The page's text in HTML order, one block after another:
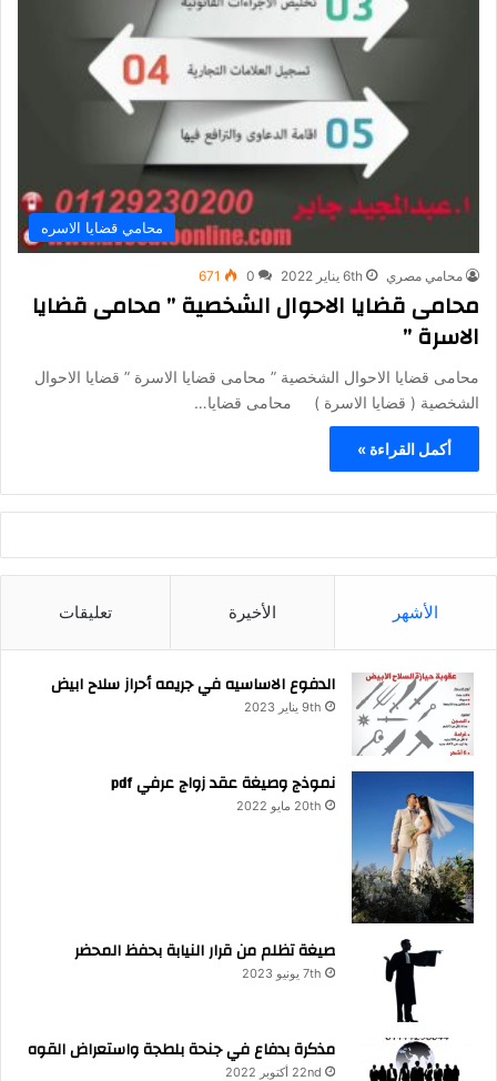
محامي قضايا الاسره
محامي مصري 6th يناير 2022 0
671
محامى قضايا الاحوال الشخصية ” محامى قضايا
الاسرة ”
محامى قضايا الاحوال الشخصية ” محامى قضايا الاسرة ” قضايا الاحوال
الشخصية ( قضايا الاسرة ) محامى قضايا…
أكمل القراءة »
الأشهر الأخيرة تعليقات
الدفوع الاساسيه في جريمه أحراز سلاح ابيض
9th يناير 2023
نموذج وصيغة عقد زواج عرفي pdf
20th مايو 2022
صيغة تظلم من قرار النيابة بحفظ المحضر
7th يونيو 2023
مذكرة بدفاع في جنحة بلطجة واستعراض القوه
22nd أكتوبر 2022